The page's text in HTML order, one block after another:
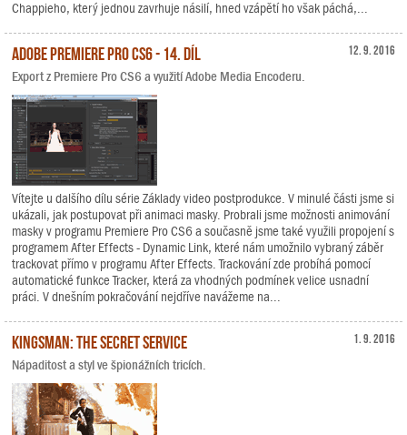
Chappieho, který jednou zavrhuje násilí, hned vzápětí ho však páchá,...
12. 9. 2016
Adobe Premiere Pro CS6 - 14. díl
Export z Premiere Pro CS6 a využití Adobe Media Encoderu.
Vítejte u dalšího dílu série Základy video postprodukce. V minulé části jsme si
ukázali, jak postupovat při animaci masky. Probrali jsme možnosti animování
masky v programu Premiere Pro CS6 a současně jsme také využili propojení s
programem After Effects - Dynamic Link, které nám umožnilo vybraný záběr
trackovat přímo v programu After Effects. Trackování zde probíhá pomocí
automatické funkce Tracker, která za vhodných podmínek velice usnadní
práci. V dnešním pokračování nejdříve navážeme na...
1. 9. 2016
Kingsman: The Secret Service
Nápaditost a styl ve špionážních tricích.